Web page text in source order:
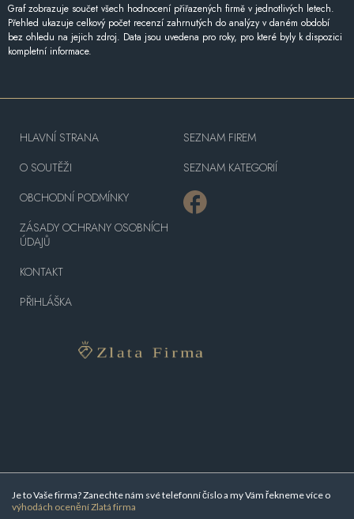
Graf zobrazuje součet všech hodnocení přiřazených firmě v jednotlivých letech.
Přehled ukazuje celkový počet recenzí zahrnutých do analýzy v daném období
bez ohledu na jejich zdroj. Data jsou uvedena pro roky, pro které byly k dispozici
kompletní informace.
Je to Vaše firma? Zanechte nám své telefonní číslo a my Vám řekneme více o
výhodách ocenění Zlatá firma
HLAVNÍ STRANA
O SOUTĚŽI
OBCHODNÍ PODMÍNKY
ZÁSADY OCHRANY OSOBNÍCH
ÚDAJŮ
KONTAKT
PŘIHLÁŠKA
SEZNAM FIREM
SEZNAM KATEGORIÍ